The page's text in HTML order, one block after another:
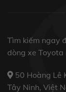
Tìm kiếm ngay
dòng xe
50 Hoàng Lê
Tây Ninh, Việt